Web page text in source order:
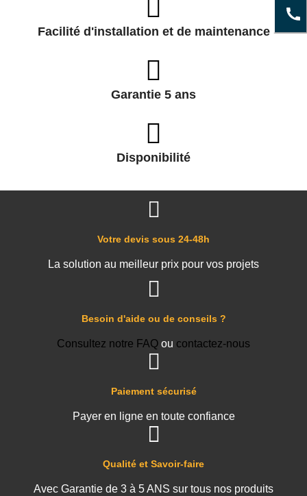
Facilité d'installation et de maintenance
Garantie 5 ans
Disponibilité
Qualité et Savoir-faire
Avec Garantie de 3 à 5 ANS sur tous nos produits
Paiement sécurisé
Payer en ligne en toute confiance
Besoin d'aide ou de conseils ?
Consultez notre FAQ ou contactez-nous
Votre devis sous 24-48h
La solution au meilleur prix pour vos projets